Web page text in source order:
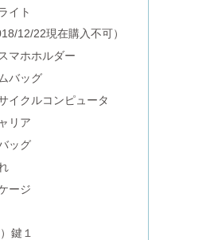
イト
12/22現在購入不可）
マホホルダー
バッグ
イクルコンピュータ
リア
ッグ
ージ
）鍵１